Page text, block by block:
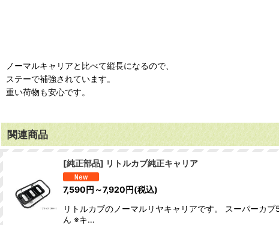
ノーマルキャリアと比べて縦長になるので、
ステーで補強されています。
重い荷物も安心です。
関連商品
[純正部品] リトルカブ純正キャリア
7,590円 ～7,920円(税込)
リトルカブのノーマルリヤキャリアです。 スーパーカ
ん ※キ…